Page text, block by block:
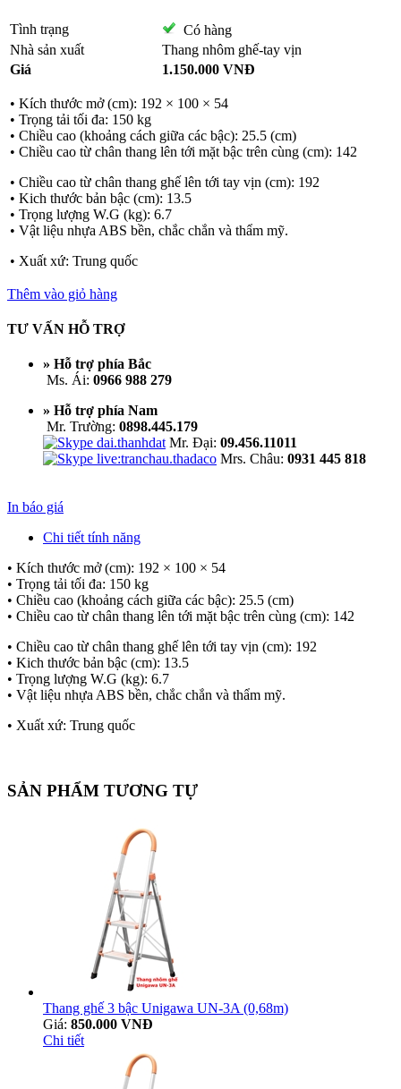
Tình trạng
Có hàng
Nhà sản xuất
Thang nhôm ghế-tay vịn
Giá
1.150.000 VNĐ
• Kích thước mở (cm): 192 × 100 × 54
• Trọng tải tối đa: 150 kg
• Chiều cao (khoảng cách giữa các bậc): 25.5 (cm)
• Chiều cao từ chân thang lên tới mặt bậc trên cùng (cm): 142
• Chiều cao từ chân thang ghế lên tới tay vịn (cm): 192
• Kich thước bản bậc (cm): 13.5
• Trọng lượng W.G (kg): 6.7
• Vật liệu nhựa ABS bền, chắc chắn và thẩm mỹ.
• Xuất xứ: Trung quốc
Thêm vào giỏ hàng
TƯ VẤN HỖ TRỢ
» Hỗ trợ phía Bắc
Ms. Ái: 0966 988 279
» Hỗ trợ phía Nam
Mr. Trường: 0898.445.179
Mr. Đại: 09.456.11011
Mrs. Châu: 0931 445 818
In báo giá
Chi tiết tính năng
• Kích thước mở (cm): 192 × 100 × 54
• Trọng tải tối đa: 150 kg
• Chiều cao (khoảng cách giữa các bậc): 25.5 (cm)
• Chiều cao từ chân thang lên tới mặt bậc trên cùng (cm): 142
• Chiều cao từ chân thang ghế lên tới tay vịn (cm): 192
• Kich thước bản bậc (cm): 13.5
• Trọng lượng W.G (kg): 6.7
• Vật liệu nhựa ABS bền, chắc chắn và thẩm mỹ.
• Xuất xứ: Trung quốc
SẢN PHẨM TƯƠNG TỰ
Thang ghế 3 bậc Unigawa UN-3A (0,68m)
Giá: 850.000 VNĐ
Chi tiết